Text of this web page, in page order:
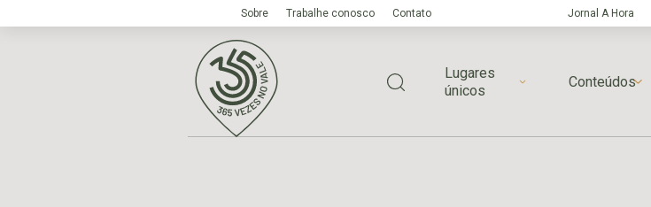
Sobre Trabalhe conosco Contato Jornal A Hora
Lugares
únicos
Conteúdos